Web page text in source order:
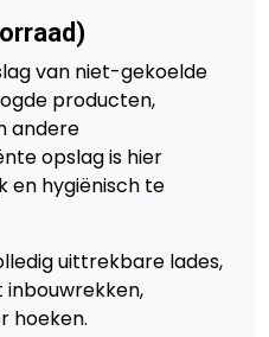
van niet-gekoelde
producten,
andere
opslag is hier
en hygiënisch te
uittrekbare lades,
hoeken.